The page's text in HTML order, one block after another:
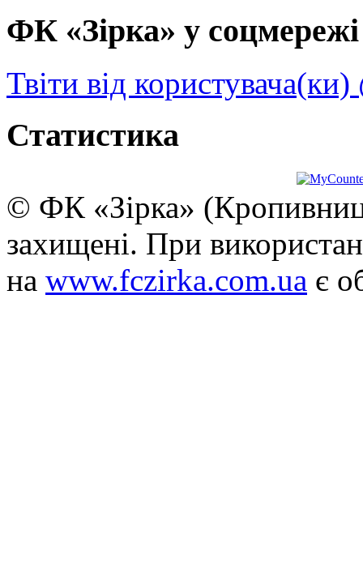
ФК «Зірка» у
Твіти від
Статистика
© ФК «Зірка»
захищені. При
на www.fczirka.com.ua є